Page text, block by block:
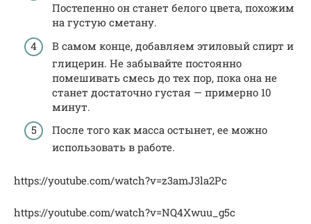
Постепенно он станет белого цвета, похожим
на густую сметану.
В самом конце, добавляем этиловый спирт и
глицерин. Не забывайте постоянно
помешивать смесь до тех пор, пока она не
станет достаточно густая — примерно 10
минут.
После того как масса остынет, ее можно
использовать в работе.
https://youtube.com/watch?v=z3amJ3la2Pc
https://youtube.com/watch?v=NQ4Xwuu_g5c